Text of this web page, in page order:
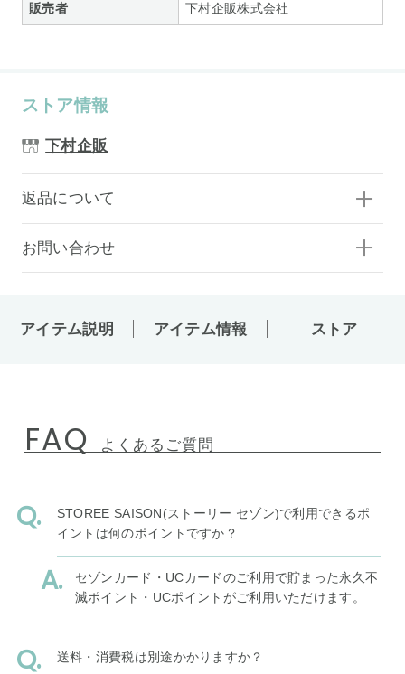
販売者 下村企販株式会社
ストア情報
下村企販
返品について
お問い合わせ
アイテム説明 アイテム情報 ストア
FAQ よくあるご質問
STOREE SAISON(ストーリー セゾン)で利用できるポ
イントは何のポイントですか？
セゾンカード・UCカードのご利用で貯まった永久不
滅ポイント・UCポイントがご利用いただけます。
送料・消費税は別途かかりますか？